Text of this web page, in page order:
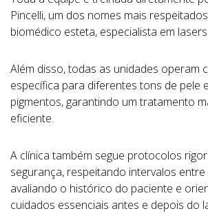
Pincelli, um dos nomes mais
biomédico esteta, especialista em
Além disso, todas as unidades operam
específica para diferentes tons de pele
pigmentos, garantindo um tratamento
eficiente.
A clínica também segue protocolos
segurança, respeitando intervalos
avaliando o histórico do paciente e
cuidados essenciais antes e depois do